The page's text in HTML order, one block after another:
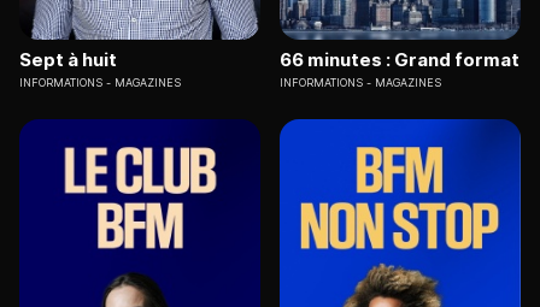
Sept à huit
INFORMATIONS MAGAZINES
66 minutes : Grand format
INFORMATIONS MAGAZINES